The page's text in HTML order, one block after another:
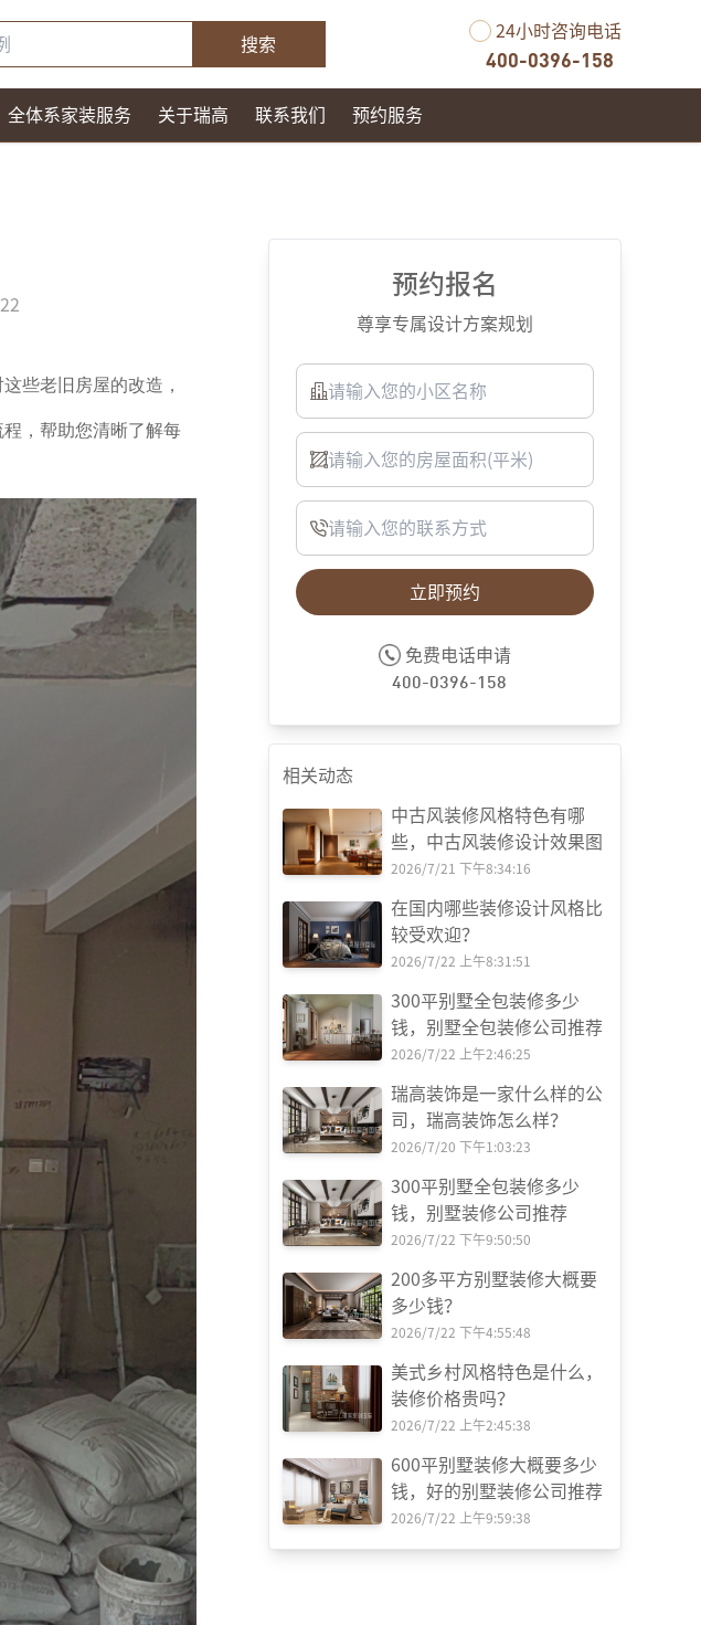
搜索
24小时咨询电话
400-0396-158
全体系家装服务 关于瑞高 联系我们 预约服务
些老旧房屋的改造，
，帮助您清晰了解每
预约报名
尊享专属设计方案规划
立即预约
免费电话申请
400-0396-158
相关动态
中古风装修风格特色有哪
些，中古风装修设计效果图
2026/7/21 下午8:34:16
在国内哪些装修设计风格比
较受欢迎？
2026/7/22 上午8:31:51
300平别墅全包装修多少
钱，别墅全包装修公司推荐
2026/7/22 上午2:46:25
瑞高装饰是一家什么样的公
司，瑞高装饰怎么样？
2026/7/20 下午1:03:23
300平别墅全包装修多少
钱，别墅装修公司推荐
2026/7/22 下午9:50:50
200多平方别墅装修大概要
多少钱？
2026/7/22 下午4:55:48
美式乡村风格特色是什么，
装修价格贵吗？
2026/7/22 上午2:45:38
600平别墅装修大概要多少
钱，好的别墅装修公司推荐
2026/7/22 上午9:59:38